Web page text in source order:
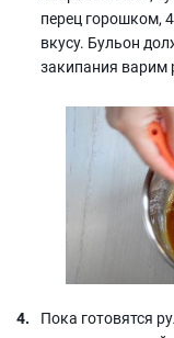
перец горошком,
вкусу. Бульон
закипания варим
Пока готовятся